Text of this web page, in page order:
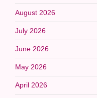
August 2026
July 2026
June 2026
May 2026
April 2026